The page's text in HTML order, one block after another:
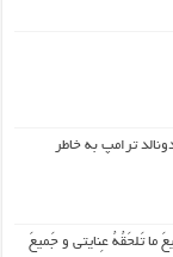
ترامپ به خاطر
ما تَلحَقُهُ عِنایتی و جَمیعَ